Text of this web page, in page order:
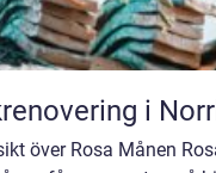
i
över Rosa Månen